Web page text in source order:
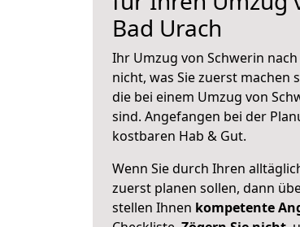
Bad Urach
Ihr Umzug von Schwerin
nicht, was Sie zuerst machen
die bei einem Umzug von
sind. Angefangen bei der
kostbaren Hab & Gut.
Wenn Sie durch Ihren
zuerst planen sollen, dann
stellen Ihnen kompetente